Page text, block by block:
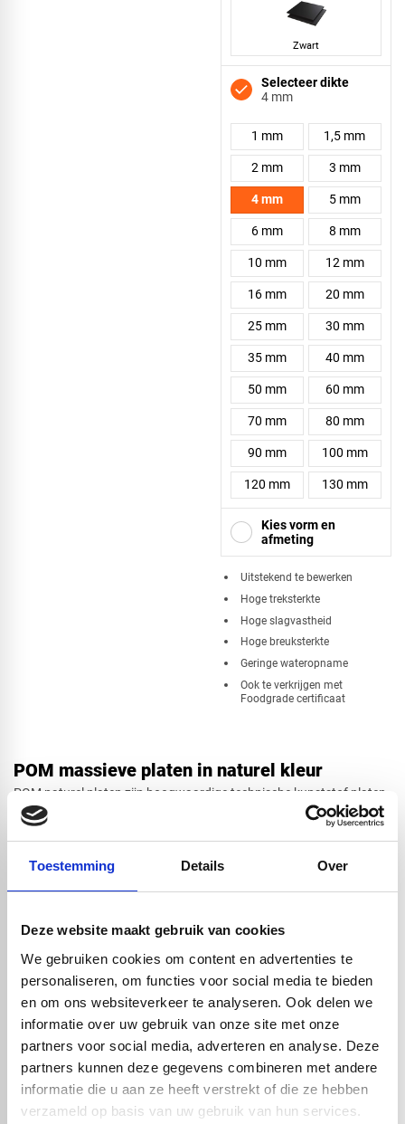
Toestemming Details Over
Deze website maakt gebruik van cookies
We gebruiken cookies om content en advertenties te
personaliseren, om functies voor social media te bieden
en om ons websiteverkeer te analyseren. Ook delen we
informatie over uw gebruik van onze site met onze
partners voor social media, adverteren en analyse. Deze
partners kunnen deze gegevens combineren met andere
informatie die u aan ze heeft verstrekt of die ze hebben
verzameld op basis van uw gebruik van hun services.
Zwart
Selecteer dikte
4 mm
1 mm 1,5 mm
2 mm 3 mm
4 mm 5 mm
6 mm 8 mm
10 mm 12 mm
16 mm 20 mm
25 mm 30 mm
35 mm 40 mm
50 mm 60 mm
70 mm 80 mm
90 mm 100 mm
120 mm 130 mm
Kies vorm en
afmeting
Vierkant
Driehoek
Rechthoek
Ovaal
Afsnede
Uitstekend te bewerken
Hoge treksterkte
Hoge slagvastheid
Hoge breuksterkte
Geringe wateropname
Ook te verkrijgen met
Foodgrade certificaat
POM massieve platen in naturel kleur
POM naturel platen zijn hoogwaardige technische kunststof platen
die bekend staan om hun uitstekende mechanische eigenschappen.
voedingsmiddelenindustrie en transportsector. Een materiaal wat
gebruikt wordt waar precisie, stabiliteit en duurzaamheid essentieel
Waarom kiezen voor POM naturel van Vos
Kunststoffen?
Betrouwbare maatvastheid– ook bij langdurige belasting blijft
de maatvoering exact.
Weinig vochtopname– blijft stabiel in uiteenlopende
Lage wrijving & hoge slijtvastheid
– perfect voor bewegende
onderdelen en continu gebruik.
Sterk en stijf – sterker dan veel standaard kunststoffen, en